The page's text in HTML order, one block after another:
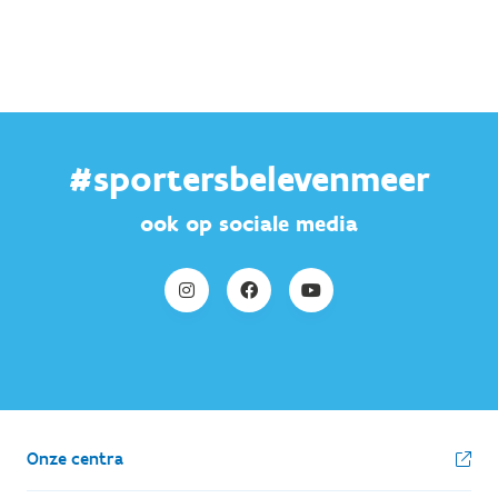
#sportersbelevenmeer
ook op sociale media
Onze centra